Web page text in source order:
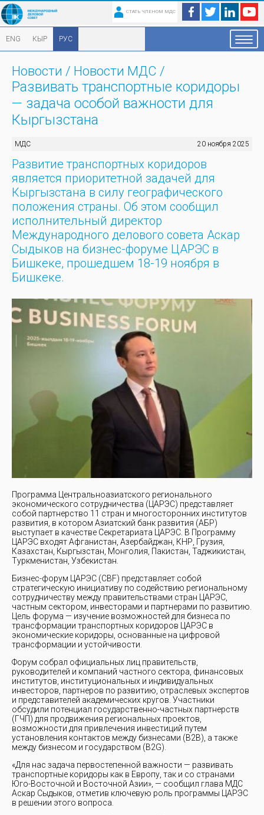
СТАТЬ ЧЛЕНОМ МДС
ENG КЫР РУС
Новости / Новости МДС /
Развивать транспортные коридоры
— задача особой важности для
Кыргызстана
МДС 20 ноября 2025
Развитие транспортных коридоров
является приоритетной задачей для
Кыргызстана в силу географического
положения страны. Об этом сообщил
исполнительный директор
Международного делового совета Аскар
Сыдыков на бизнес-форуме ЦАРЭС в
Бишкеке, прошедшем 18-19 ноября в
Бишкеке.
Программа Центральноазиатского регионального
экономического сотрудничества (ЦАРЭС) представляет
собой партнерство 11 стран и многосторонних институтов
развития, в котором Азиатский банк развития (АБР)
выступает в качестве Секретариата ЦАРЭС. В Программу
ЦАРЭС входят Афганистан, Азербайджан, КНР, Грузия,
Казахстан, Кыргызстан, Монголия, Пакистан, Таджикистан,
Туркменистан, Узбекистан.
Бизнес-форум ЦАРЭС (CBF) представляет собой
стратегическую инициативу по содействию региональному
сотрудничеству между правительствами стран ЦАРЭС,
частным сектором, инвесторами и партнерами по развитию.
Цель форума — изучение возможностей для бизнеса по
трансформации транспортных коридоров ЦАРЭС в
экономические коридоры, основанные на цифровой
трансформации и устойчивости.
Форум собрал официальных лиц правительств,
руководителей и компаний частного сектора, финансовых
институтов, институциональных и индивидуальных
инвесторов, партнеров по развитию, отраслевых экспертов
и представителей академических кругов. Участники
обсудили потенциал государственно-частных партнерств
(ГЧП) для продвижения региональных проектов,
возможности для привлечения инвестиций путем
установления контактов между бизнесами (B2B), а также
между бизнесом и государством (B2G).
«Для нас задача первостепенной важности — развивать
транспортные коридоры как в Европу, так и со странами
Юго-Восточной и Восточной Азии», — сообщил глава МДС
Аскар Сыдыков, отметив ключевую роль программы ЦАРЭС
в решении этого вопроса.